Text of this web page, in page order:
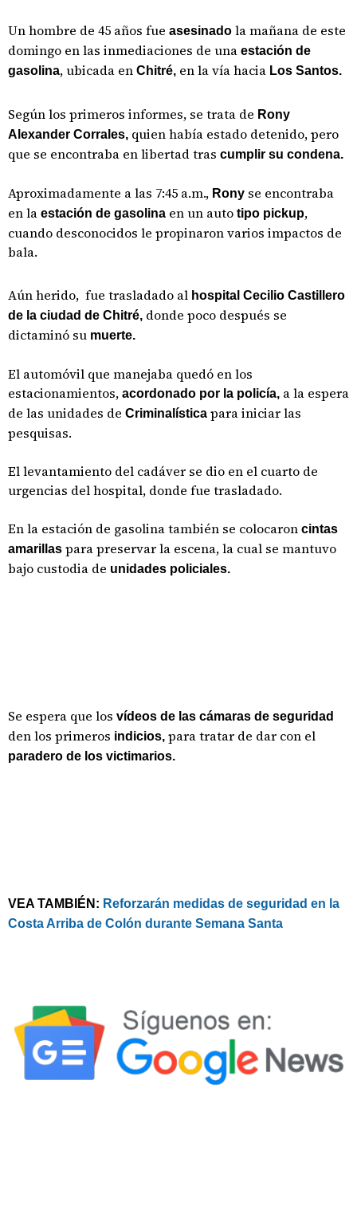
Un hombre de 45 años fue asesinado la mañana de este
domingo en las inmediaciones de una estación de
gasolina, ubicada en Chitré, en la vía hacia Los Santos.
Según los primeros informes, se trata de Rony
Alexander Corrales, quien había estado detenido, pero
que se encontraba en libertad tras cumplir su condena.
Aproximadamente a las 7:45 a.m., Rony se encontraba
en la estación de gasolina en un auto tipo pickup,
cuando desconocidos le propinaron varios impactos de
bala.
Aún herido, fue trasladado al hospital Cecilio Castillero
de la ciudad de Chitré, donde poco después se
dictaminó su muerte.
El automóvil que manejaba quedó en los
estacionamientos, acordonado por la policía, a la espera
de las unidades de Criminalística para iniciar las
pesquisas.
El levantamiento del cadáver se dio en el cuarto de
urgencias del hospital, donde fue trasladado.
En la estación de gasolina también se colocaron cintas
amarillas para preservar la escena, la cual se mantuvo
bajo custodia de unidades policiales.
Se espera que los vídeos de las cámaras de seguridad
den los primeros indicios, para tratar de dar con el
paradero de los victimarios.
VEA TAMBIÉN: Reforzarán medidas de seguridad en la
Costa Arriba de Colón durante Semana Santa